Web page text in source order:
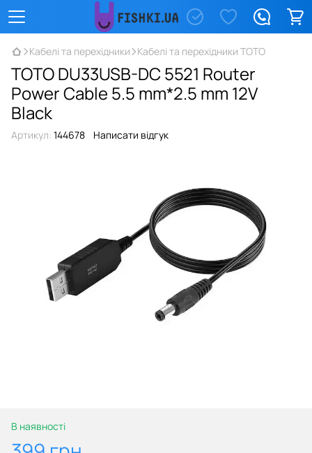
Кабелі та перехідники Кабелі та перехідники TOTO
TOTO DU33USB-DC 5521 Router
Power Cable 5.5 mm*2.5 mm 12V
Black
Артикул: 144678 Написати відгук
В наявності